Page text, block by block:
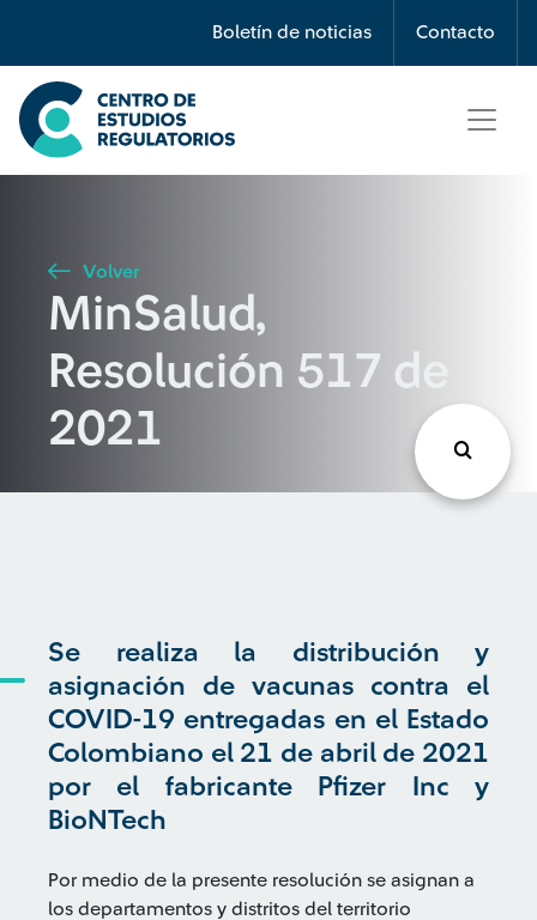
Boletín de noticias Contacto
Búsqueda
Seleccione país
Buscar
Volver
MinSalud,
Resolución 517 de
2021
Se realiza la distribución y
asignación de vacunas contra el
COVID-19 entregadas en el Estado
Colombiano el 21 de abril de 2021
por el fabricante Pfizer Inc y
BioNTech
Por medio de la presente resolución se asignan a
los departamentos y distritos del territorio